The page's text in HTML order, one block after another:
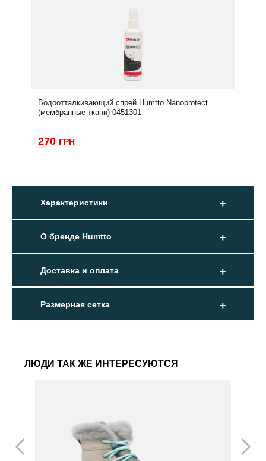
Водоотталкивающий спрей Humtto Nanoprotect
(мембранные ткани) 0451301
270 ГРН
Характеристики
О бренде Humtto
Доставка и оплата
Размерная сетка
ЛЮДИ ТАК ЖЕ ИНТЕРЕСУЮТСЯ